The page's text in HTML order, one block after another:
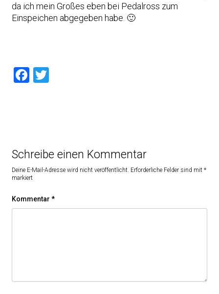
da ich mein Großes eben bei Pedalross zum
Einspeichen abgegeben habe. 🙂
Facebook
Schreibe einen Kommentar
Deine E-Mail-Adresse wird nicht veröffentlicht. Erforderliche Felder sind mit *
markiert
Kommentar *